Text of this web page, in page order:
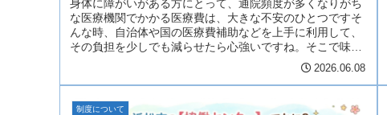
身体に障がいがある方にとって、通院頻度が多くなりがち
な医療機関でかかる医療費は、大きな不安のひとつですそ
んな時、自治体や国の医療費補助などを上手に利用して、
その負担を少しでも減らせたら心強いですね。そこで味方
2026.06.08
制度について